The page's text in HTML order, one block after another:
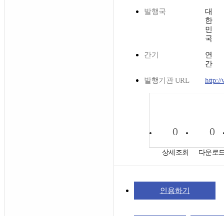
발행국
대
한
민
국
간기
연
간
발행기관 URL http://
0
상세조회
0
다운로
인용하기